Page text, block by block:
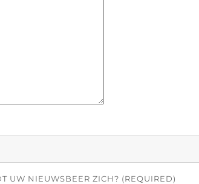
UW NIEUWSBEER ZICH? (REQUIRED)